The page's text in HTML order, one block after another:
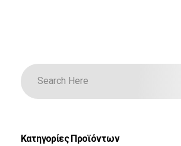
Κατηγορίες Προϊόντων